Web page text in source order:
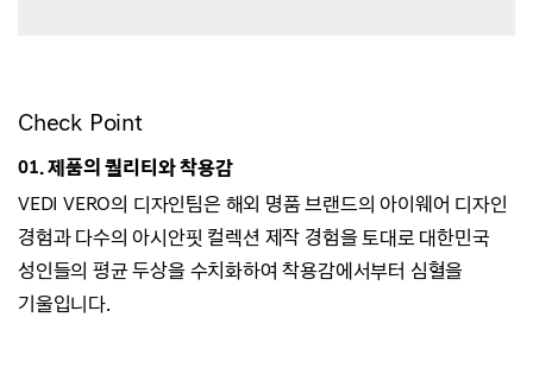
Check Point
01. 제품의 퀄리티와 착용감
VEDI VERO의 디자인팀은 해외 명품 브랜드의 아이웨어 디자인
경험과 다수의 아시안핏 컬렉션 제작 경험을 토대로 대한민국
성인들의 평균 두상을 수치화하여착용감에서부터 심혈을
기울입니다.